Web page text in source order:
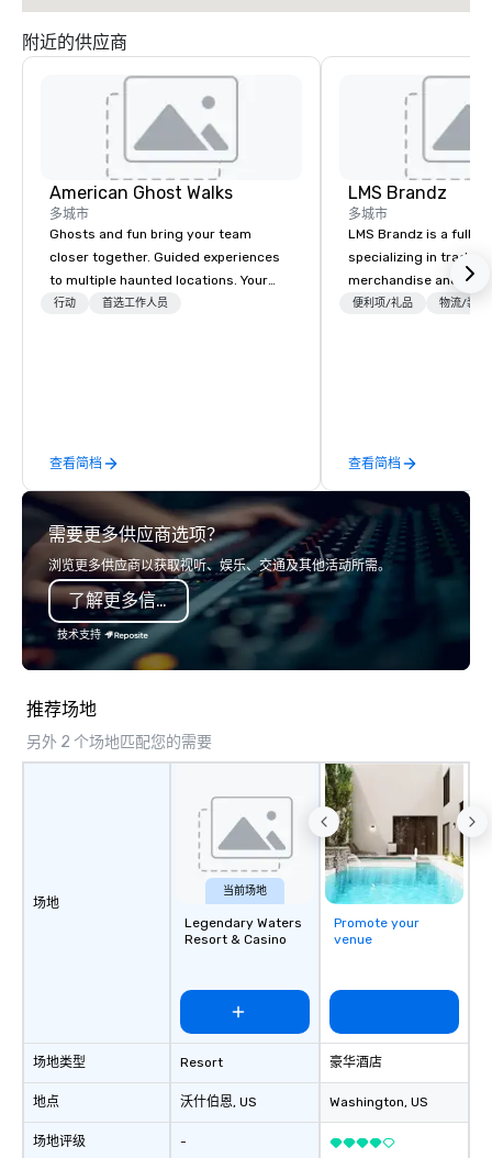
附近的供应商
American Ghost Walks
多城市
Ghosts and fun bring your team
closer together. Guided experiences
to multiple haunted locations. Your
group will be treated to a ghostly
time they've asked you to find
something different and exciting for
everybody. When looking for specific
venues to host your group, it can be
quite challenging. And the last thing
you want is another work event that
feels more like a chore than a fun
activity. Your team doesn’t want to: -
Throw any more axes - Go bowling
again - Sit bored at a large group
Past with Your Entire Team On this
special evening, you and your team
will have the perfect opportunity to
guide is well-versed in local culture,
so you can expect a fun, engaging,
行动 首选工作人员
查看简档
LMS Brandz
多城市
LMS Brandz is a full-
specializing in trade
merchandise and
booth giveaways and
years of industry
commitment to
service set us apart.
smart, reliable
make the end-user
seamless from start to
便利项/礼品 物流/装饰
查看简档
需要更多供应商选项？
浏览更多供应商以获取视听、娱乐、交通及其他活动所需。
了解更多信息
技术支持
推荐场地
另外 2 个场地匹配您的需要
场地
场地类型
地点
场地评级
当前场地
Legendary Waters
Resort & Casino
Resort
沃什伯恩, US
-
Promote your
venue
豪华酒店
Washington, US